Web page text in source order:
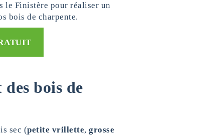
le Finistère pour réaliser un
bois de charpente.
bois de
sec (petite vrillette, grosse